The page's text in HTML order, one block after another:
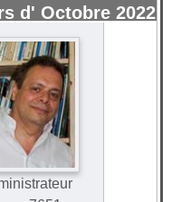
d' Octobre 2022